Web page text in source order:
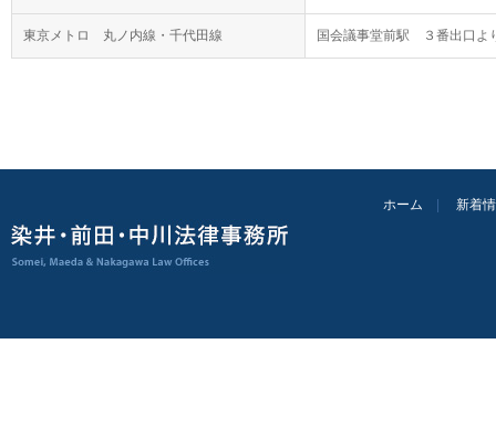
東京メトロ 丸ノ内線・千代田線 国会議事堂前駅 ３番出口よ
ホーム 新着